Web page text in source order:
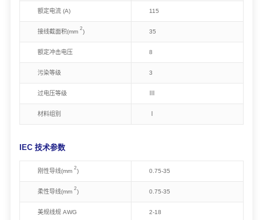
额定电流 (A) 115
接线截面积(mm 2) 35
额定冲击电压 8
污染等级 3
过电压等级
材料组别
IEC 技术参数
刚性导线(mm 2) 0.75-35
柔性导线(mm 2) 0.75-35
美规线规 AWG 2-18